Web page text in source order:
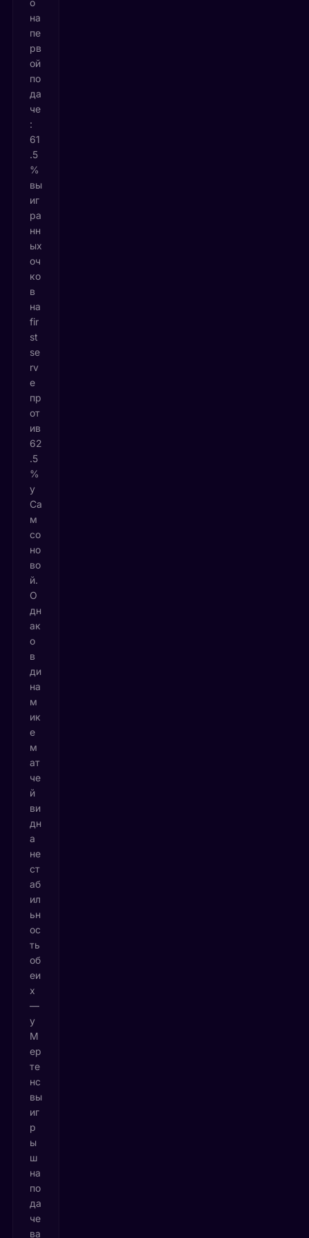
о
на
пе
рв
ой
по
да
че
:
61
.5
%
вы
иг
ра
нн
ых
оч
ко
в
на
fir
st
se
rv
e
пр
от
ив
62
.5
%
у
Са
м
со
но
во
й.
О
дн
ак
о
в
ди
на
м
ик
е
м
ат
че
й
ви
дн
а
не
ст
аб
ил
ьн
ос
ть
об
еи
х
—
у
М
ер
те
нс
вы
иг
р
ы
ш
на
по
да
че
ва